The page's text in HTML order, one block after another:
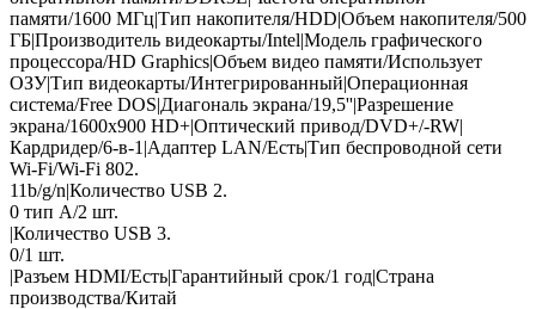
памяти/1600 МГц|Тип накопителя/HDD|Объем накопителя/500
ГБ|Производитель видеокарты/Intel|Модель графического
процессора/HD Graphics|Объем видео памяти/Использует
ОЗУ|Тип видеокарты/Интегрированный|Операционная
система/Free DOS|Диагональ экрана/19,5''|Разрешение
экрана/1600x900 HD+|Оптический привод/DVD+/-RW|
Кардридер/6-в-1|Адаптер LAN/Есть|Тип беспроводной сети
Wi-Fi/Wi-Fi 802.
11b/g/n|Количество USB 2.
0 тип А/2 шт.
|Количество USB 3.
0/1 шт.
|Разъем HDMI/Есть|Гарантийный срок/1 год|Страна
производства/Китай